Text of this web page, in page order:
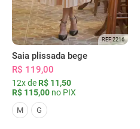
REF 2216
Saia plissada bege
R$ 119,00
12x de R$ 11,50
R$ 115,00 no PIX
M G